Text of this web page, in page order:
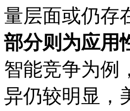
量层面或仍存
部分则为应用
智能竞争为例
异仍较明显，